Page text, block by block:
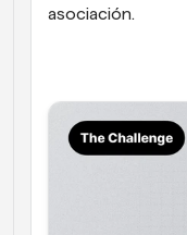
asociación.